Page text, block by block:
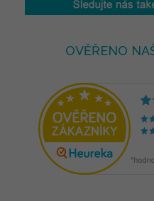
OVĚŘENO